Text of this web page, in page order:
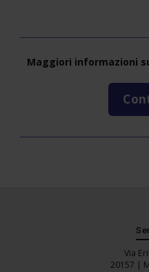
Maggiori informazioni
Via
20157 |